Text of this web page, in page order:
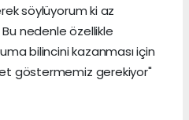
söylüyorum ki az
nedenle özellikle
bilincini kazanması için
göstermemiz gerekiyor"